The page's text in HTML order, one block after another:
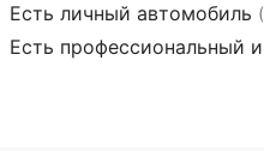
Есть личный автомобиль
Есть профессиональный